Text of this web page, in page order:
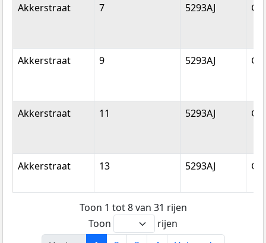
Akkerstraat 7 5293AJ
Akkerstraat 9 5293AJ
Akkerstraat 11 5293AJ
Akkerstraat 13 5293AJ
Toon 1 tot 8 van 31 rijen
Toon
rijen